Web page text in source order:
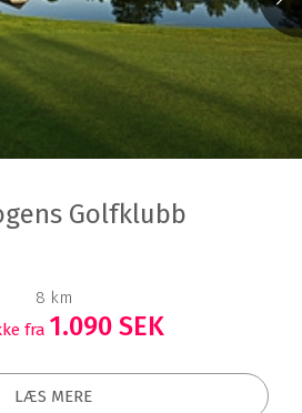
Golfklubb
8 km
fra 1.090 SEK
LÆS MERE